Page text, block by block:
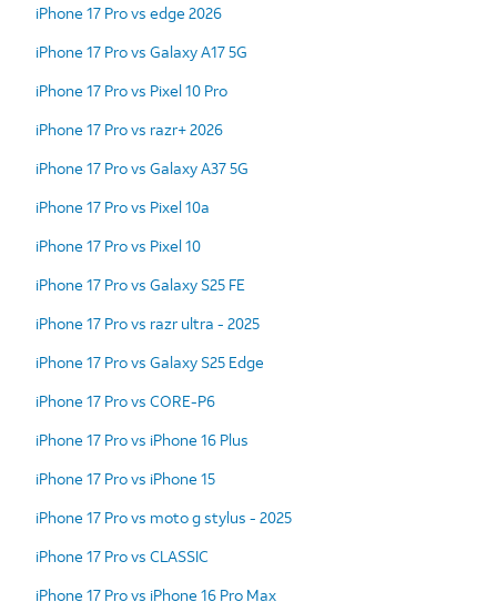
iPhone 17 Pro vs edge 2026
iPhone 17 Pro vs Galaxy A17 5G
iPhone 17 Pro vs Pixel 10 Pro
iPhone 17 Pro vs razr+ 2026
iPhone 17 Pro vs Galaxy A37 5G
iPhone 17 Pro vs Pixel 10a
iPhone 17 Pro vs Pixel 10
iPhone 17 Pro vs Galaxy S25 FE
iPhone 17 Pro vs razr ultra - 2025
iPhone 17 Pro vs Galaxy S25 Edge
iPhone 17 Pro vs CORE-P6
iPhone 17 Pro vs iPhone 16 Plus
iPhone 17 Pro vs iPhone 15
iPhone 17 Pro vs moto g stylus - 2025
iPhone 17 Pro vs CLASSIC
iPhone 17 Pro vs iPhone 16 Pro Max